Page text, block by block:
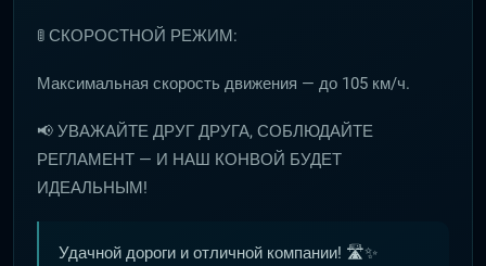
🚦 СКОРОСТНОЙ РЕЖИМ:
Максимальная скорость движения — до 105 км/ч.
📢 УВАЖАЙТЕ ДРУГ ДРУГА, СОБЛЮДАЙТЕ
РЕГЛАМЕНТ — И НАШ КОНВОЙ БУДЕТ
ИДЕАЛЬНЫМ!
Удачной дороги и отличной компании! 🛣️✨